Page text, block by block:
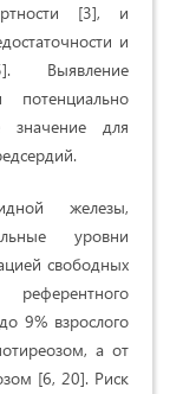
[3], и
и
Выявление
для
железы,
уровни
свободных
9% взрослого
а от
[6, 20]. Риск